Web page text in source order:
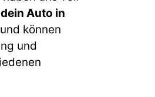
Auto in
können
und